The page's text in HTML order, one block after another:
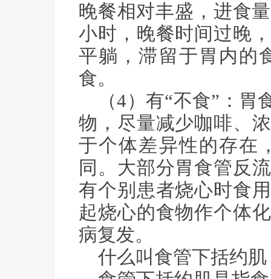
晚餐相对丰盛，进食
小时，晚餐时间过晚
平躺，滞留于胃内的
食。
（4）有“不食”：
物，尽量减少咖啡、
于个体差异性的存在
同。大部分胃食管反
有个别患者烧心时食
起烧心的食物作个体
病复发。
什么叫食管下括约肌